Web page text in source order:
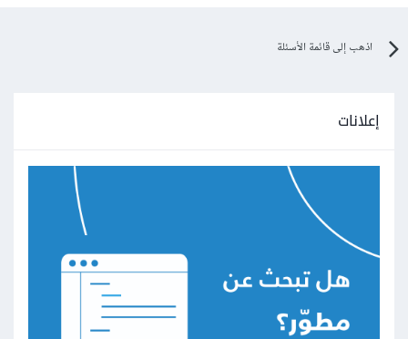
اذهب إلى قائمة الأسئلة
إعلانات